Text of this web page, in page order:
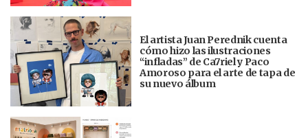
El artista Juan Perednik cuenta
cómo hizo las ilustraciones
“infladas” de Ca7riel y Paco
Amoroso para el arte de tapa de
su nuevo álbum